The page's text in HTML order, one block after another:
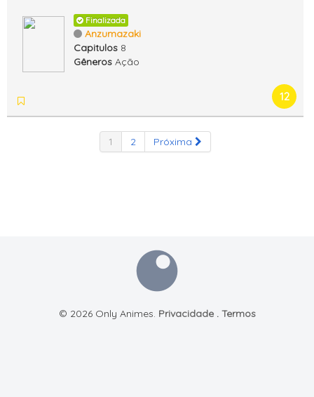
Finalizada
Anzumazaki
Capitulos 8
Gêneros Ação
12
1 2 Próxima
© 2026 Only Animes. Privacidade. Termos